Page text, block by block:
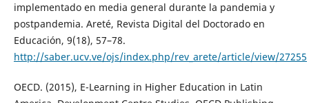
implementado en media general durante la pandemia y
postpandemia. Areté, Revista Digital del Doctorado en
Educación, 9(18), 57–78.
http://saber.ucv.ve/ojs/index.php/rev_arete/article/view/27255
OECD. (2015), E-Learning in Higher Education in Latin